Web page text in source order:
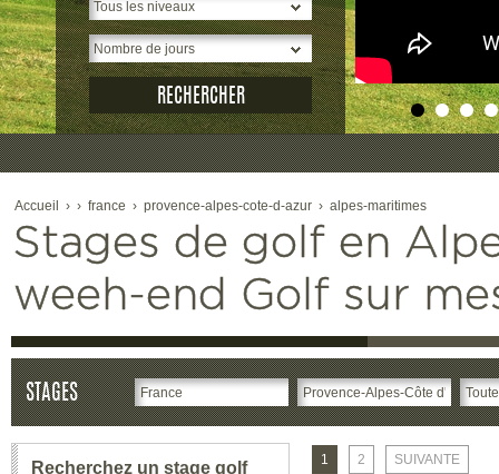
Accueil › › france › provence-alpes-cote-d-azur › alpes-maritimes
Stages de golf en
weeh-end Golf sur
STAGES
Recherchez un stage golf
1 2 SUIVANTE